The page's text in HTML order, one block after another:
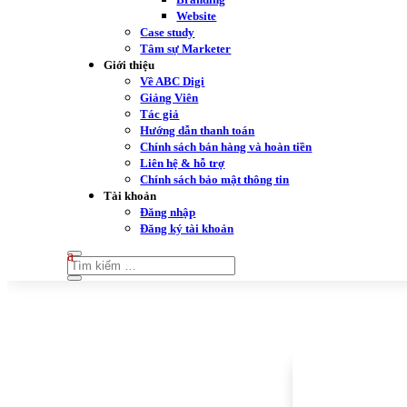
Website
Case study
Tâm sự Marketer
Giới thiệu
Về ABC Digi
Giảng Viên
Tác giả
Hướng dẫn thanh toán
Chính sách bán hàng và hoàn tiền
Liên hệ & hỗ trợ
Chính sách bảo mật thông tin
Tài khoản
Đăng nhập
Đăng ký tài khoản